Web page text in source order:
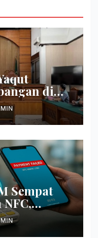
di
Sempat